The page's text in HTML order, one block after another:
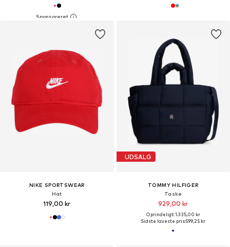
NIKE SPORTSWEAR
Hat
119,00 kr
UDSALG
TOMMY HILFIGER
Taske
929,00 kr
Oprindeligt: 1.335,00 kr
Sidste laveste pris:599,25 kr